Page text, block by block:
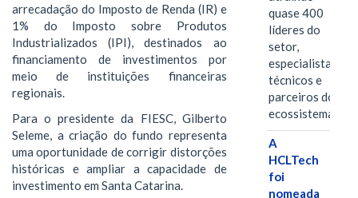
arrecadação do Imposto de Renda (IR) e
1% do Imposto sobre Produtos
Industrializados (IPI), destinados ao
financiamento de investimentos por
meio de instituições financeiras
regionais.
Para o presidente da FIESC, Gilberto
Seleme, a criação do fundo representa
uma oportunidade de corrigir distorções
históricas e ampliar a capacidade de
investimento em Santa Catarina.
quase 400
líderes do
setor,
especialistas
técnicos e
parceiros do
ecossistema.…
A
HCLTech
foi
nomeada